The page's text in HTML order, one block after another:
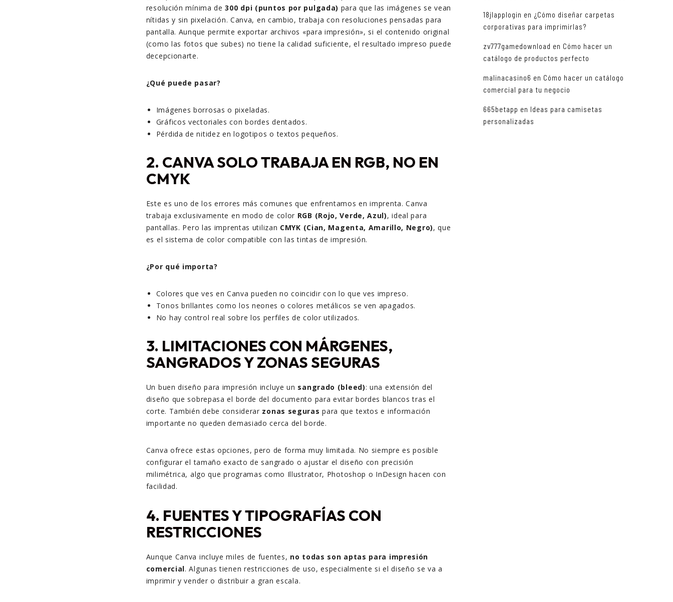
resolución mínima de300 dpi (puntos por pulgada) para que las imágenes se vean
nítidas y sin pixelación. Canva, en cambio, trabaja con resoluciones pensadas para
pantalla. Aunque permite exportar archivos «para impresión», si el contenido original
(como las fotos que subes) no tiene la calidad suficiente, el resultado impreso puede
decepcionarte.
¿Qué puede pasar?
Imágenes borrosas o pixeladas.
Gráficos vectoriales con bordes dentados.
Pérdida de nitidez en logotipos o textos pequeños.
2. CANVA SOLO TRABAJA EN RGB, NO EN
CMYK
Este es uno de los errores más comunes que enfrentamos en imprenta. Canva
trabaja exclusivamente en modo de color RGB (Rojo, Verde, Azul), ideal para
pantallas. Pero las imprentas utilizan CMYK (Cian, Magenta, Amarillo, Negro), que
es el sistema de color compatible con las tintas de impresión.
¿Por qué importa?
Colores que ves en Canva pueden no coincidir con lo que ves impreso.
Tonos brillantes como los neones o colores metálicos se ven apagados.
No hay control real sobre los perfiles de color utilizados.
3. LIMITACIONES CON MÁRGENES,
SANGRADOS Y ZONAS SEGURAS
Un buen diseño para impresión incluye un sangrado (bleed): una extensión del
diseño que sobrepasa el borde del documento para evitar bordes blancos tras el
corte. También debe considerar zonas seguras para que textos e información
importante no queden demasiado cerca del borde.
Canva ofrece estas opciones, pero de forma muy limitada. No siempre es posible
configurar el tamaño exacto de sangrado o ajustar el diseño con precisión
milimétrica, algo que programas como Illustrator, Photoshop o InDesign hacen con
facilidad.
4. FUENTES Y TIPOGRAFÍAS CON
RESTRICCIONES
Aunque Canva incluye miles de fuentes, no todas son aptas para impresión
comercial. Algunas tienen restricciones de uso, especialmente si el diseño se va a
imprimir y vender o distribuir a gran escala.
18jlapplogin en ¿Cómo diseñar carpetas
corporativas para imprimirlas?
zv777gamedownload en Cómo hacer un
catálogo de productos perfecto
malinacasino6 en Cómo hacer un catálogo
comercial para tu negocio
665betapp en Ideas para camisetas
personalizadas